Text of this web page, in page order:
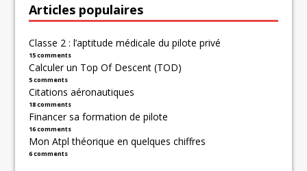
Articles populaires
Classe 2 : l’aptitude médicale du pilote privé
15 comments
Calculer un Top Of Descent (TOD)
5 comments
Citations aéronautiques
18 comments
Financer sa formation de pilote
16 comments
Mon Atpl théorique en quelques chiffres
6 comments